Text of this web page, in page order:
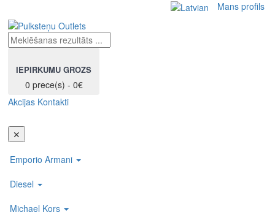
Mans profils
IEPIRKUMU GROZS
0 prece(s) - 0€
Akcijas Kontakti
✕
Emporio Armani
Diesel
Michael Kors